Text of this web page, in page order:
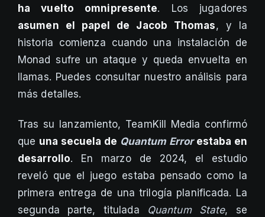
ha vuelto omnipresente. Los jugadores
asumen el papel de Jacob Thomas, y la
historia comienza cuando una instalación de
Monad sufre un ataque y queda envuelta en
llamas. Puedes consultar nuestro análisis para
más detalles.
Tras su lanzamiento, TeamKill Media confirmó
que una secuela de Quantum Errorestaba en
desarrollo. En marzo de 2024, el estudio
reveló que el juego estaba pensado como la
primera entrega de una trilogía planificada. La
segunda parte, titulada
Quantum State, se